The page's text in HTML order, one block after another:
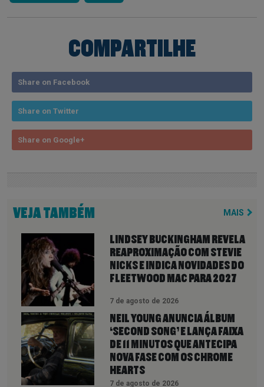
COMPARTILHE
Share on Facebook
Share on Twitter
Share on Google+
VEJA TAMBÉM MAIS
LINDSEY BUCKINGHAM REVELA
REAPROXIMAÇÃO COM STEVIE
NICKS E INDICA NOVIDADES DO
FLEETWOOD MAC PARA 2027
7 de agosto de 2026
NEIL YOUNG ANUNCIA ÁLBUM
‘SECOND SONG’ E LANÇA FAIXA
DE 11 MINUTOS QUE ANTECIPA
NOVA FASE COM OS CHROME
HEARTS
7 de agosto de 2026